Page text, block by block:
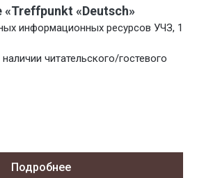
«Deutsch»
информационных ресурсов УЧЗ, 1
читательского/гостевого
Подробнее